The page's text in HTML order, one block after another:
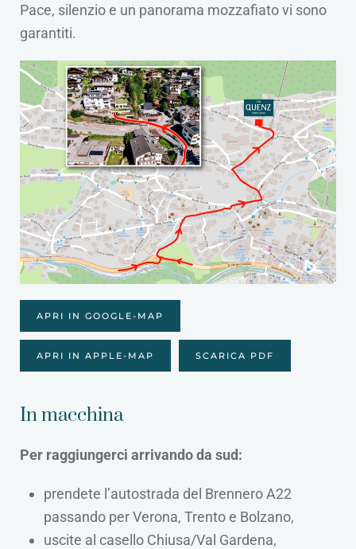
Pace, silenzio e un panorama mozzafiato vi sono
garantiti.
APRI IN GOOGLE-MAP
APRI IN APPLE-MAP SCARICA PDF
In macchina
Per raggiungerci arrivando da sud:
prendete l’autostrada del Brennero A22
passando per Verona, Trento e Bolzano,
uscite al casello Chiusa/Val Gardena,